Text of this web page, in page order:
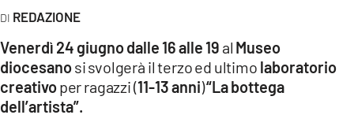
LAC ONAIR
Network
LACPLAY.IT
REDAZIONE
Venerdì 24 giugno dalle 16 alle 19 al Museo
diocesanosi svolgerà il terzo ed ultimo laboratorio
creativoper ragazzi (11-13 anni)“La bottega
dell’artista”.